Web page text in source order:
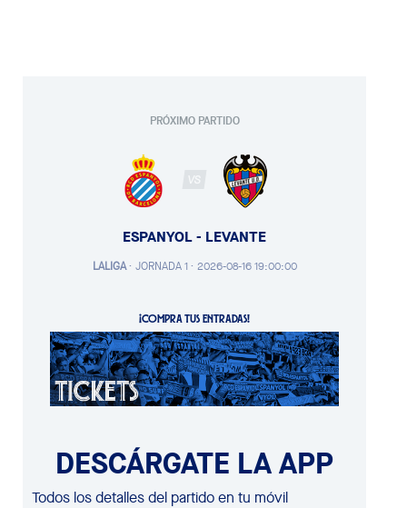
PRÓXIMO PARTIDO
VS
ESPANYOL - LEVANTE
LALIGA· JORNADA 1 · 2026-08-16 19:00:00
¡COMPRA TUS ENTRADAS!
DESCÁRGATE LA APP
Todos los detalles del partido en tu móvil